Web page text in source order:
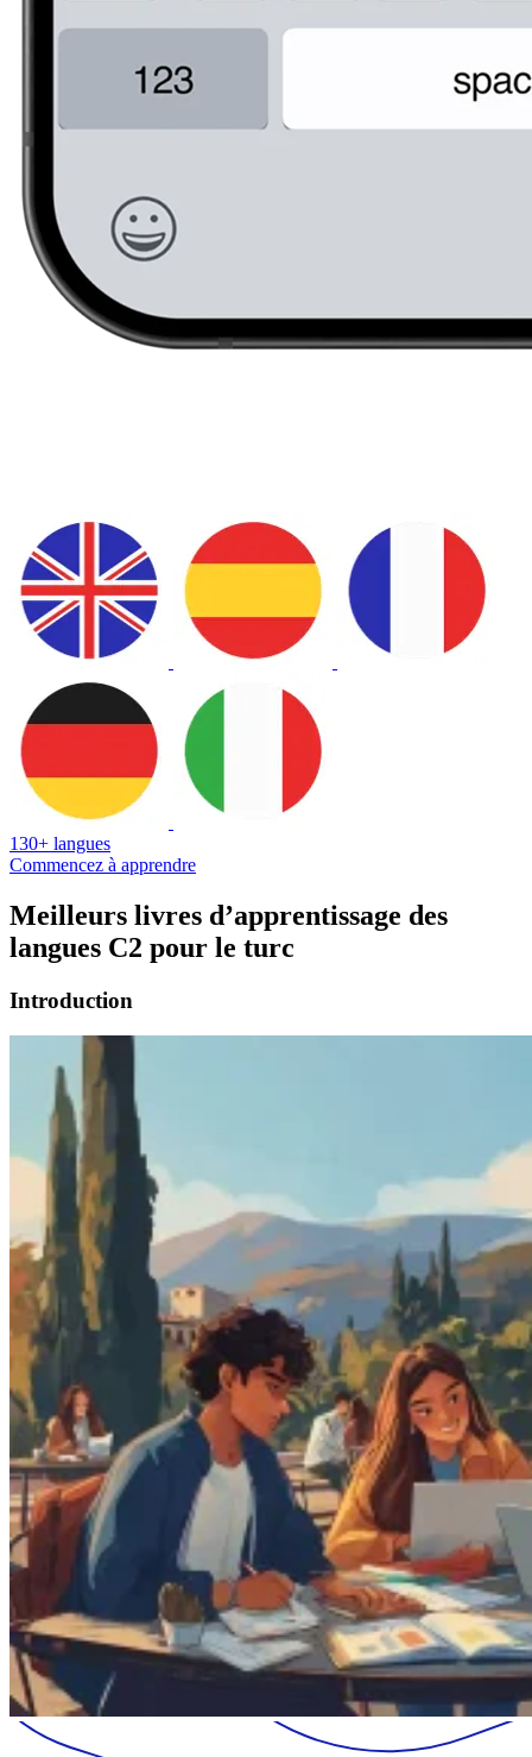
130+ langues
Commencez à apprendre
Meilleurs livres d’apprentissage des
langues C2 pour le turc
Introduction